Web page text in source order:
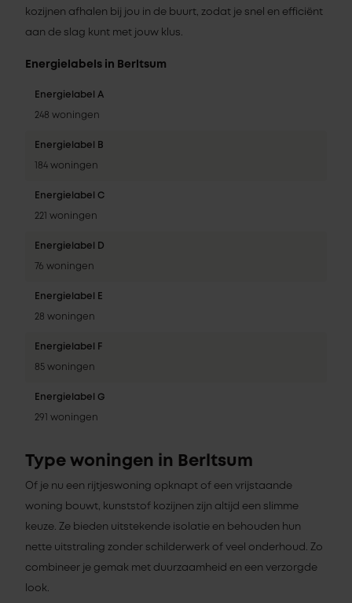
kozijnen afhalen bij jou in de buurt, zodat je snel en efficiënt
aan de slag kunt met jouw klus.
Energielabels in Berltsum
Energielabel A
248 woningen
Energielabel B
184 woningen
Energielabel C
221 woningen
Energielabel D
76 woningen
Energielabel E
28 woningen
Energielabel F
85 woningen
Energielabel G
291 woningen
Type woningen in Berltsum
Of je nu een rijtjeswoning opknapt of een vrijstaande
woning bouwt, kunststof kozijnen zijn altijd een slimme
keuze. Ze bieden uitstekende isolatie en behouden hun
nette uitstraling zonder schilderwerk of veel onderhoud. Zo
combineer je gemak met duurzaamheid en een verzorgde
look.